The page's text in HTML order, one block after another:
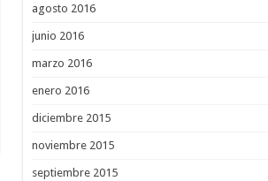
agosto 2016
junio 2016
marzo 2016
enero 2016
diciembre 2015
noviembre 2015
septiembre 2015